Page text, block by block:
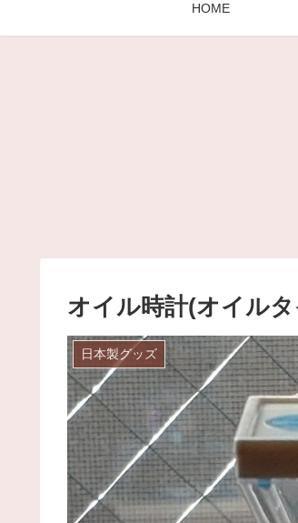
HOME
オイル時計(オイル
日本製グッズ